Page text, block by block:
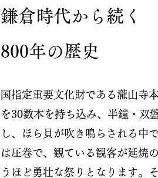
鎌倉時代から続く
800年の歴史
国指定重要文化財である瀧山寺
を30数本を持ち込み、半鐘・双
し、ほら貝が吹き鳴らされる中
は圧巻で、観ている観客が延焼
うほど勇壮な祭りとなります。